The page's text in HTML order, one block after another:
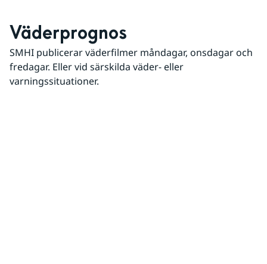
Väderprognos
SMHI publicerar väderfilmer måndagar, onsdagar och
fredagar. Eller vid särskilda väder- eller
varningssituationer.